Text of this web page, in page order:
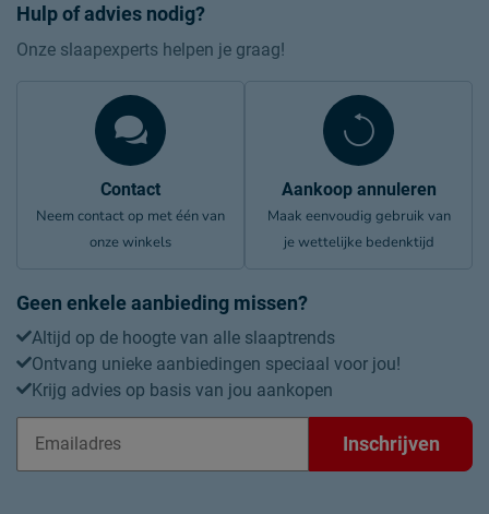
Hulp of advies nodig?
Onze slaapexperts helpen je graag!
Contact
Neem contact op met één van
onze winkels
Aankoop annuleren
Maak eenvoudig gebruik van
je wettelijke bedenktijd
Geen enkele aanbieding missen?
Altijd op de hoogte van alle slaaptrends
Ontvang unieke aanbiedingen speciaal voor jou!
Krijg advies op basis van jou aankopen
Inschrijven